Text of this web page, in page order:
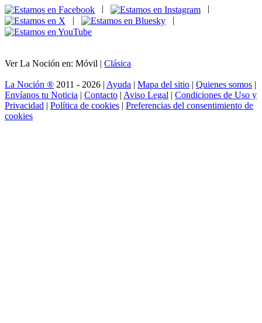
|
|
Ver La Noción en: Móvil | Clásica
La Noción ® 2011 - 2026 | Ayuda | Mapa del sitio | Quienes somos |
Envíanos tu Noticia | Contacto | Aviso Legal | Condiciones de Uso y
Privacidad | Política de cookies | Preferencias del consentimiento de
cookies